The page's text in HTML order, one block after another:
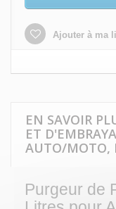
Ajouter à ma
EN SAVOIR
ET
AUTO/MOTO,
Purgeur de